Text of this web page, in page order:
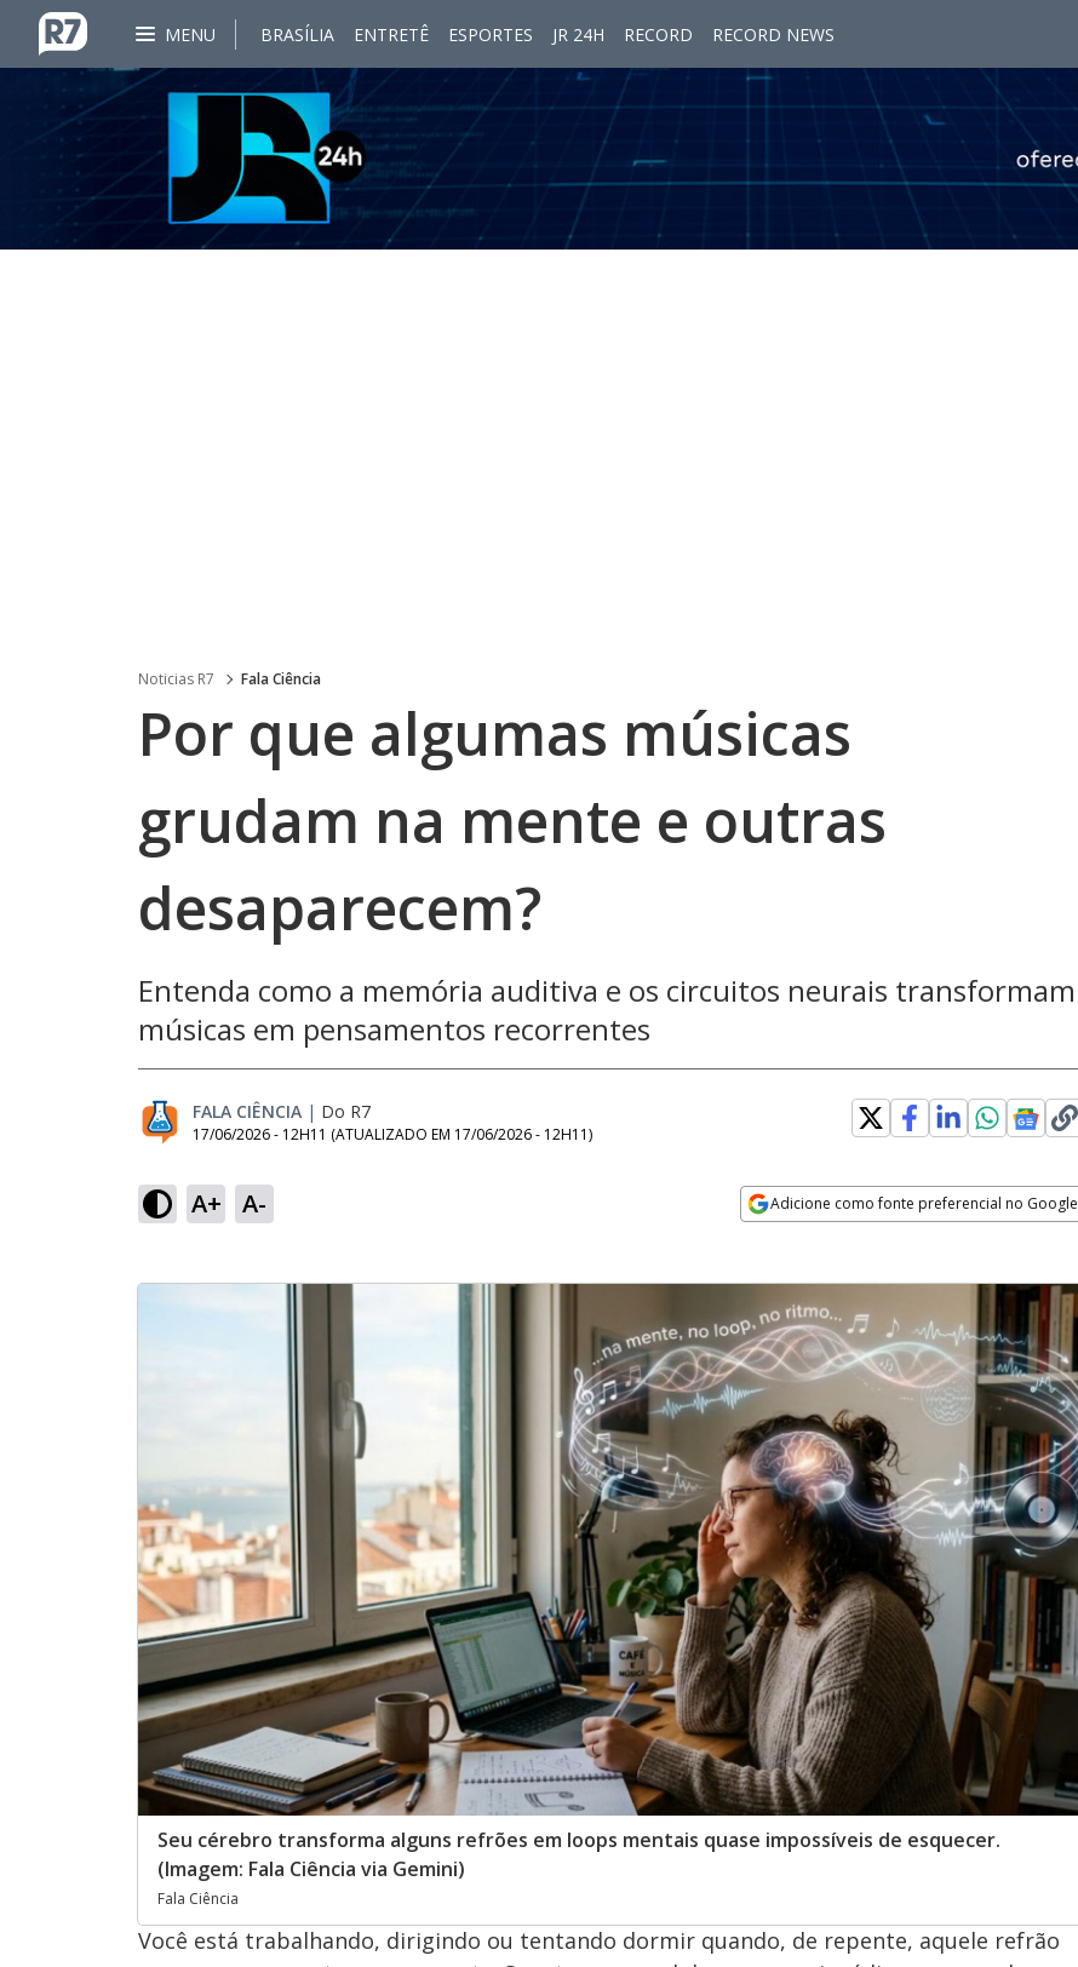
MENU BRASÍLIA ENTRETÊ ESPORTES JR 24H RECORD RECORD NEWS
Noticias R7 Fala Ciência
Por que algumas músicas
grudam na mente e outras
desaparecem?
Entenda como a memória auditiva e os circuitos neurais transformam
músicas em pensamentos recorrentes
FALA CIÊNCIA | Do R7
17/06/2026 - 12H11 (ATUALIZADO EM 17/06/2026 - 12H11)
A+ A- Adicione como fonte preferencial no Google
Seu cérebro transforma alguns refrões em loops mentais quase impossíveis de esquecer.
(Imagem: Fala Ciência via Gemini)
Fala Ciência
Você está trabalhando, dirigindo ou tentando dormir quando, de repente, aquele refrão